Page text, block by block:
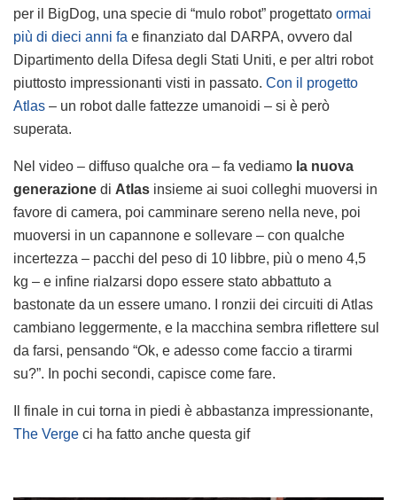
per il BigDog, una specie di “mulo robot” progettato ormai
più di dieci anni fa e finanziato dal DARPA, ovvero dal
Dipartimento della Difesa degli Stati Uniti, e per altri robot
piuttosto impressionanti visti in passato. Con il progetto
Atlas – un robot dalle fattezze umanoidi – si è però
superata.
Nel video – diffuso qualche ora – fa vediamo la nuova
generazione di Atlas insieme ai suoi colleghi muoversi in
favore di camera, poi camminare sereno nella neve, poi
muoversi in un capannone e sollevare – con qualche
incertezza – pacchi del peso di 10 libbre, più o meno 4,5
kg – e infine rialzarsi dopo essere stato abbattuto a
bastonate da un essere umano. I ronzii dei circuiti di Atlas
cambiano leggermente, e la macchina sembra riflettere sul
da farsi, pensando “Ok, e adesso come faccio a tirarmi
su?”. In pochi secondi, capisce come fare.
Il finale in cui torna in piedi è abbastanza impressionante,
The Verge ci ha fatto anche questa gif